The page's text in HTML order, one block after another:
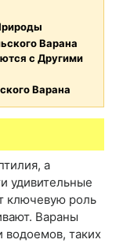
Варана
с Другими
Варана
а
удивительные
ключевую роль
Вараны
водоемов, таких